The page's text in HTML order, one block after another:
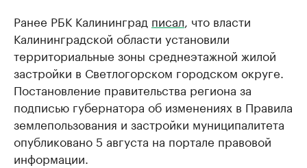
Ранее РБК Калининград писал, что власти
Калининградской области установили
территориальные зоны среднеэтажной жилой
застройки в Светлогорском городском округе.
Постановление правительства региона за
подписью губернатора об изменениях в Правила
землепользования и застройки муниципалитета
опубликовано 5 августа на портале правовой
информации.